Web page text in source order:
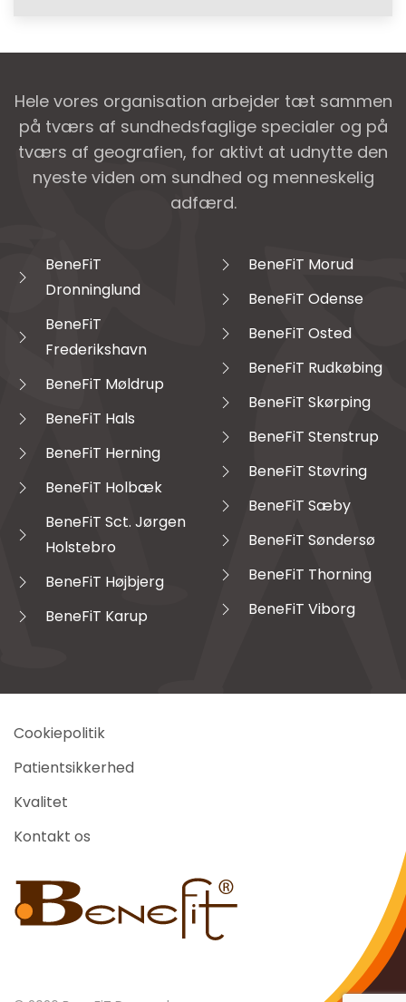
Hele vores organisation arbejder tæt sammen
på tværs af sundhedsfaglige specialer og på
tværs af geografien, for aktivt at udnytte den
nyeste viden om sundhed og menneskelig
adfærd.
BeneFiT
Dronninglund
BeneFiT
Frederikshavn
BeneFiT Møldrup
BeneFiT Hals
BeneFiT Herning
BeneFiT Holbæk
BeneFiT Sct. Jørgen
Holstebro
BeneFiT Højbjerg
BeneFiT Karup
BeneFiT Morud
BeneFiT Odense
BeneFiT Osted
BeneFiT Rudkøbing
BeneFiT Skørping
BeneFiT Stenstrup
BeneFiT Støvring
BeneFiT Sæby
BeneFiT Søndersø
BeneFiT Thorning
BeneFiT Viborg
Cookiepolitik
Patientsikkerhed
Kvalitet
Kontakt os